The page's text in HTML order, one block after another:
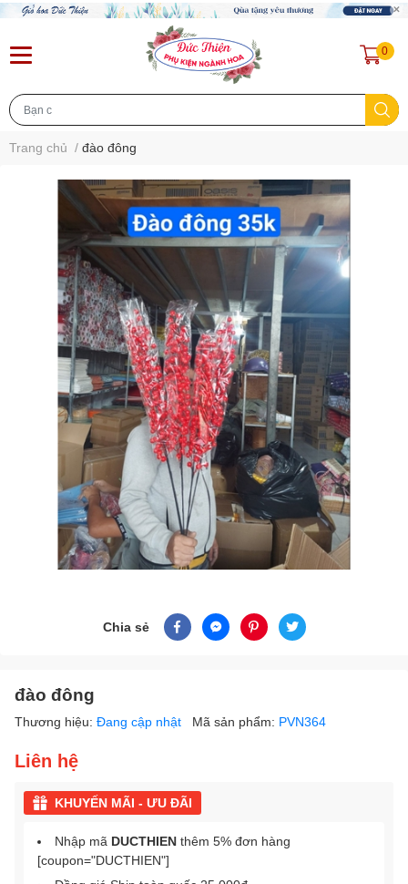
0
Trang chủ / đào đông
Chia sẻ
đào đông
Thương hiệu: Đang cập nhật Mã sản phẩm: PVN364
Liên hệ
KHUYẾN MÃI - ƯU ĐÃI
Nhập mã DUCTHIEN thêm 5% đơn hàng
[coupon="DUCTHIEN"]